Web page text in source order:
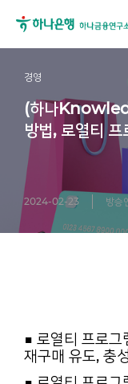
경영
(하나
방법, 로열티 프
2024-02-23 방승
■ 로열티 프로그
재구매 유도, 충